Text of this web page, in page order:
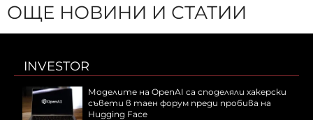
ОЩЕ НОВИНИ И СТАТИИ
INVESTOR
Моделите на OpenAI са споделяли хакерски
съвети в таен форум преди пробива на
Hugging Face